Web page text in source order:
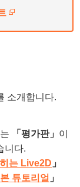
소개합니다.
「평가판」 이
니다.
는 Live2D 」
튜토리얼 」